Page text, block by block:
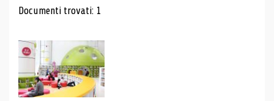
Risultati di ricerca
Documenti trovati: 1